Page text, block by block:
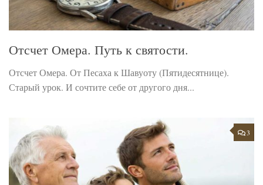
Отсчет Омера. Путь к святости.
Отсчет Омера. От Песаха к Шавуоту (Пятидесятнице).
Старый урок. И сочтите себе от другого дня...
3